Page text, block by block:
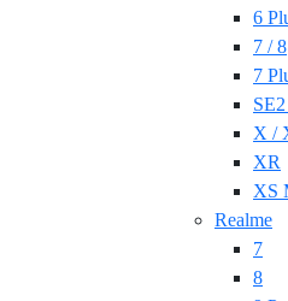
6
7 / 8
7
X /
XR
XS
Realme
7
8